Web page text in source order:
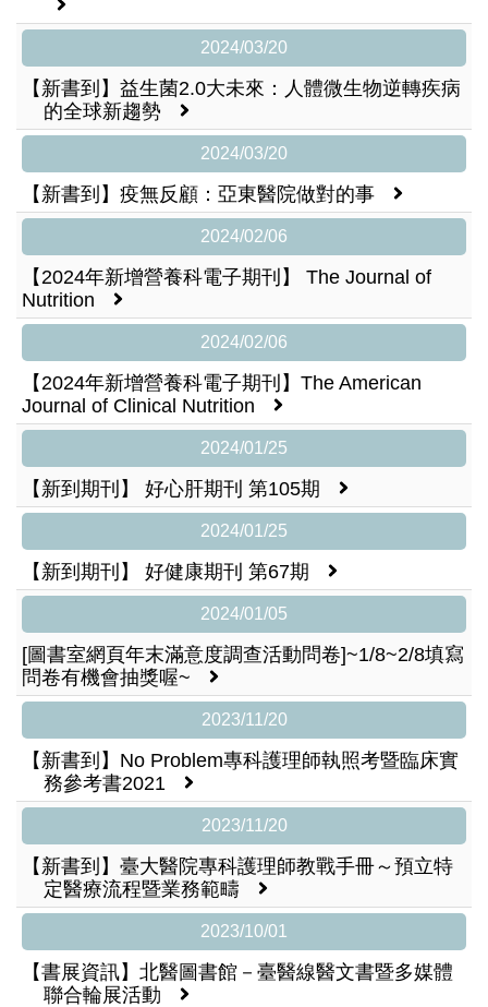
2024/03/20
【新書到】益生菌2.0大未來：人體微生物逆轉疾病
的全球新趨勢
2024/03/20
【新書到】疫無反顧：亞東醫院做對的事
2024/02/06
【2024年新增營養科電子期刊】 The Journal of
Nutrition
2024/02/06
【2024年新增營養科電子期刊】The American
Journal of Clinical Nutrition
2024/01/25
【新到期刊】 好心肝期刊 第105期
2024/01/25
【新到期刊】 好健康期刊 第67期
2024/01/05
[圖書室網頁年末滿意度調查活動問卷]~1/8~2/8填寫
問卷有機會抽獎喔~
2023/11/20
【新書到】No Problem專科護理師執照考暨臨床實
務參考書2021
2023/11/20
【新書到】臺大醫院專科護理師教戰手冊～預立特
定醫療流程暨業務範疇
2023/10/01
【書展資訊】北醫圖書館－臺醫線醫文書暨多媒體
聯合輪展活動